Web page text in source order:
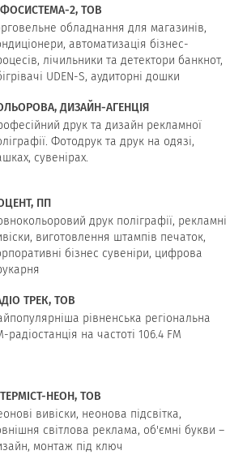
2, ТОВ
обладнання для магазинів,
автоматизація бізнес-
лічильники та детектори банкнот,
UDEN-S, аудиторні дошки
ДИЗАЙН-АГЕНЦІЯ
друк та дизайн рекламної
Фотодрук та друк на одязі,
сувенірах.
ПП
друк поліграфії, рекламні
виготовлення штампів печаток,
бізнес сувеніри, цифрова
ТРЕК, ТОВ
рівненська регіональна
радіостанція на частоті 106.4 FM
НЕОН, ТОВ
вивіски, неонова підсвітка,
світлова реклама, об'ємні букви –
монтаж під ключ